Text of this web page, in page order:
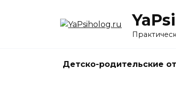
Детско-родительские